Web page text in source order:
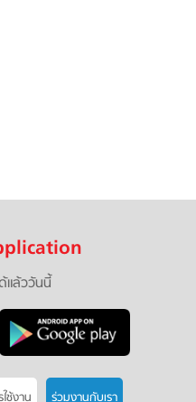
แล้ววันนี้
ช้งาน ร่วมงานกับเรา